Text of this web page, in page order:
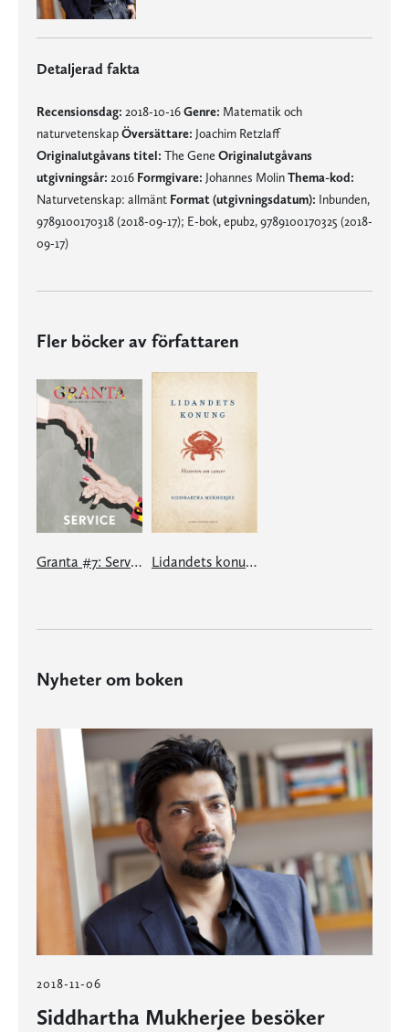
Detaljerad fakta
Recensionsdag: 2018-10-16Genre: Matematik och
naturvetenskapÖversättare: Joachim Retzlaff
Originalutgåvans titel: The Gene Originalutgåvans
utgivningsår: 2016 Formgivare: Johannes MolinThema-kod:
Naturvetenskap: allmänt Format (utgivningsdatum): Inbunden,
9789100170318 (2018-09-17); E-bok, epub2, 9789100170325 (2018-
09-17)
Fler böcker av författaren
Granta #7: Service Lidandets konung
Nyheter om boken
2018-11-06
Siddhartha Mukherjee besöker